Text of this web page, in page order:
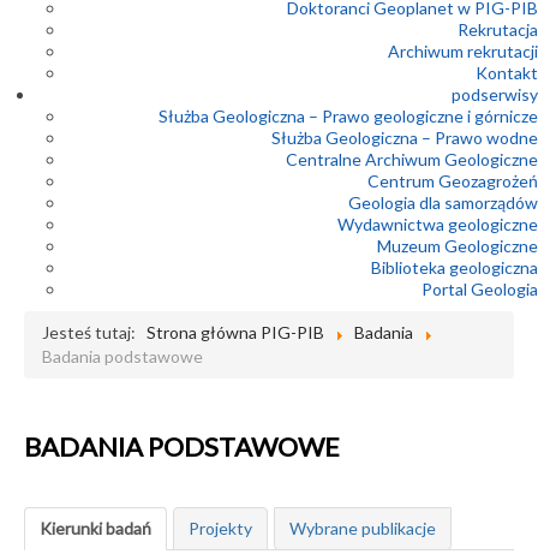
Doktoranci Geoplanet w PIG-PIB
Rekrutacja
Archiwum rekrutacji
Kontakt
podserwisy
Służba Geologiczna – Prawo geologiczne i górnicze
Służba Geologiczna – Prawo wodne
Centralne Archiwum Geologiczne
Centrum Geozagrożeń
Geologia dla samorządów
Wydawnictwa geologiczne
Muzeum Geologiczne
Biblioteka geologiczna
Portal Geologia
Jesteś tutaj: Strona główna PIG-PIB
Badania
Badania podstawowe
BADANIA PODSTAWOWE
Kierunki badań Projekty Wybrane publikacje